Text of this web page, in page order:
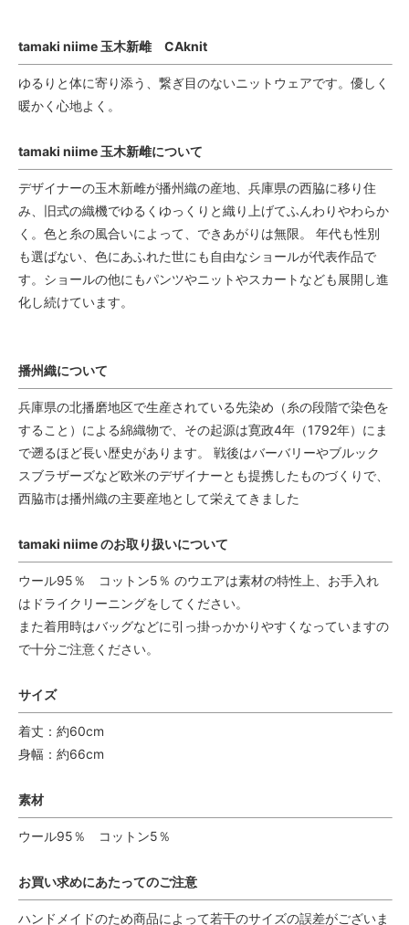
tamaki niime 玉木新雌 CAknit
ゆるりと体に寄り添う、繋ぎ目のないニットウェアです。優しく
暖かく心地よく。
tamaki niime 玉木新雌について
デザイナーの玉木新雌が播州織の産地、兵庫県の西脇に移り住
み、旧式の織機でゆるくゆっくりと織り上げてふんわりやわらか
く。色と糸の風合いによって、できあがりは無限。 年代も性別
も選ばない、色にあふれた世にも自由なショールが代表作品で
す。ショールの他にもパンツやニットやスカートなども展開し進
化し続けています。
播州織について
兵庫県の北播磨地区で生産されている先染め（糸の段階で染色を
すること）による綿織物で、その起源は寛政4年（1792年）にま
で遡るほど長い歴史があります。 戦後はバーバリーやブルック
スブラザーズなど欧米のデザイナーとも提携したものづくりで、
西脇市は播州織の主要産地として栄えてきました
tamaki niime のお取り扱いについて
ウール95％ コットン5％ のウエアは素材の特性上、お手入れ
はドライクリーニングをしてください。
また着用時はバッグなどに引っ掛っかかりやすくなっていますの
で十分ご注意ください。
サイズ
着丈：約60cm
身幅：約66cm
素材
ウール95％ コットン5％
お買い求めにあたってのご注意
ハンドメイドのため商品によって若干のサイズの誤差がございま